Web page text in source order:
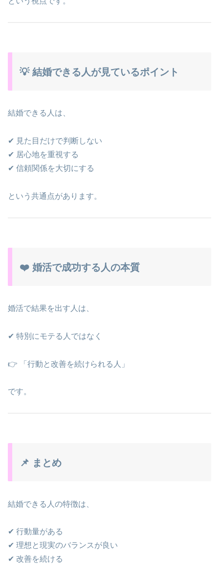
💡 結婚できる人が見ているポイント
結婚できる人は、
✔ 見た目だけで判断しない
✔ 居心地を重視する
✔ 信頼関係を大切にする
という共通点があります。
❤️ 婚活で成功する人の本質
婚活で結果を出す人は、
✔ 特別にモテる人ではなく
👉 「行動と改善を続けられる人」
です。
📌 まとめ
結婚できる人の特徴は、
✔ 行動量がある
✔ 理想と現実のバランスが良い
✔ 改善を続ける